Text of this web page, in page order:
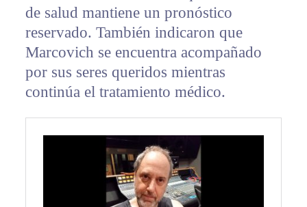
de salud mantiene un pronóstico
reservado. También indicaron que
Marcovich se encuentra acompañado
por sus seres queridos mientras
continúa el tratamiento médico.